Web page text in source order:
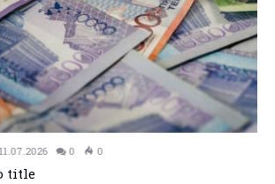
0